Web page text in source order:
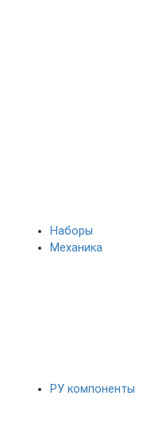
Наборы
Механика
РУ компоненты